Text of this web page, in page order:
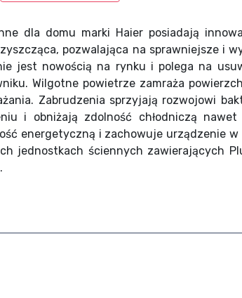
dla domu marki Haier posiadają
pozwalająca na sprawniejsze i
jest nowością na rynku i polega na
Wilgotne powietrze zamraża
Zabrudzenia sprzyjają rozwojowi
i obniżają zdolność chłodniczą nawet
energetyczną i zachowuje urządzenie
jednostkach ściennych zawierających